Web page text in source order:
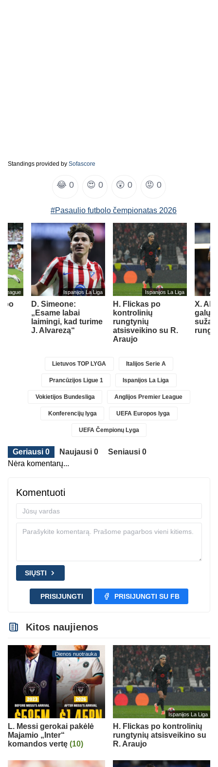
Standings provided by Sofascore
😂 0 😍 0 😲 0 😡 0
#Pasaulio futbolo čempionatas 2026
League
po
Ispanijos La Liga
D. Simeone:
„Esame labai
laimingi, kad turime
J. Alvarezą“
Ispanijos La Liga
H. Flickas po
kontrolinių
rungtynių
atsisveikino su R.
Araujo
X.
galų
Lietuvos TOP LYGA Italijos Serie A
Prancūzijos Ligue 1 Ispanijos La Liga
Vokietijos Bundesliga Anglijos Premier League
Konferencijų lyga UEFA Europos lyga
UEFA Čempionų Lyga
Geriausi 0 Naujausi 0
Seniausi 0
Nėra komentarų...
Komentuoti
SIŲSTI
PRISIJUNGTI PRISIJUNGTI SU FB
Kitos naujienos
Dienos nuotrauka
L. Messi gerokai pakėlė
Majamio „Inter“
komandos vertę (10)
Ispanijos La Liga
H. Flickas po kontrolinių
rungtynių atsisveikino su
R. Araujo